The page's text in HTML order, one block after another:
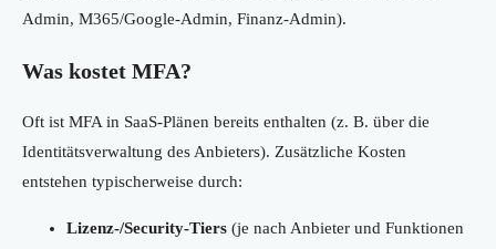
Admin, M365/Google-Admin, Finanz-Admin).
Was kostet MFA?
Oft ist MFA in SaaS-Plänen bereits enthalten (z. B. über die
Identitätsverwaltung des Anbieters). Zusätzliche Kosten
entstehen typischerweise durch:
Lizenz-/Security-Tiers (je nach Anbieter und Funktionen